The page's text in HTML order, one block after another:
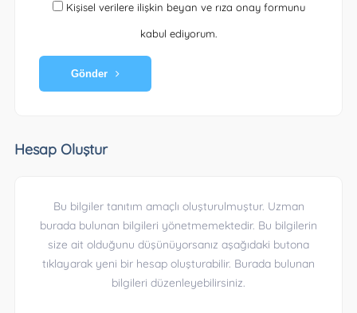
Kişisel verilere ilişkin beyan ve rıza onay formunu
kabul ediyorum.
Gönder
Hesap Oluştur
Bu bilgiler tanıtım amaçlı oluşturulmuştur. Uzman
burada bulunan bilgileri yönetmemektedir. Bu bilgilerin
size ait olduğunu düşünüyorsanız aşağıdaki butona
tıklayarak yeni bir hesap oluşturabilir. Burada bulunan
bilgileri düzenleyebilirsiniz.